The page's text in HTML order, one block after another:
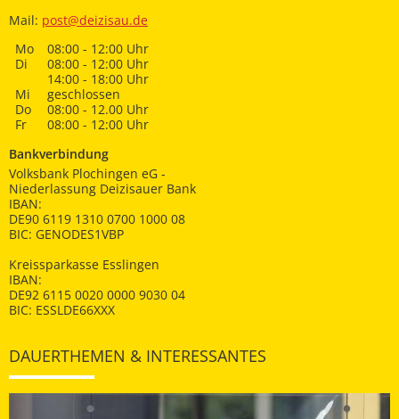
Mail: post@deizisau.de
Mo
08:00 - 12:00 Uhr
Di
08:00 - 12:00 Uhr
14:00 - 18:00 Uhr
Mi
geschlossen
Do
08:00 - 12.00 Uhr
Fr
08:00 - 12:00 Uhr
Bankverbindung
Volksbank Plochingen eG -
Niederlassung Deizisauer Bank
IBAN:
DE90 6119 1310 0700 1000 08
BIC: GENODES1VBP
Kreissparkasse Esslingen
IBAN:
DE92 6115 0020 0000 9030 04
BIC: ESSLDE66XXX
DAUERTHEMEN & INTERESSANTES